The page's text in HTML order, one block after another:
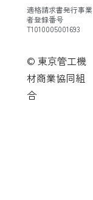
適格請求書発行事業
者登録番号
T1010005001693
© 東京管工機
材商業協同組
合